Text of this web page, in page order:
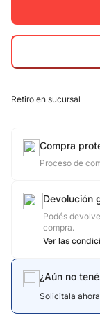
Retiro en sucursal
Compra
Proceso de
Devolución
Podés
compra.
Ver las
¿Aún no
Solicitala